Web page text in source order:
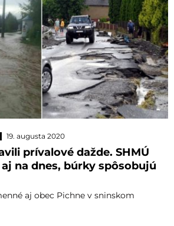
19. augusta 2020
prívalové dažde. SHMÚ
na dnes, búrky spôsobujú
aj obec Pichne v sninskom